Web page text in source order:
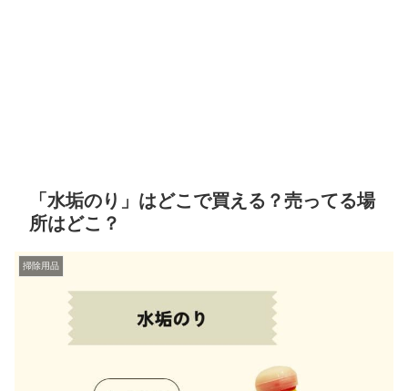
「水垢のり」はどこで買える？売ってる場
所はどこ？
掃除用品